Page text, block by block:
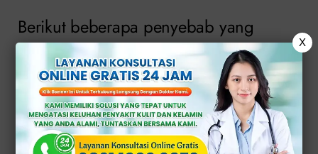
Berikut beberapa penyebab yang
paling sering di temukan.
1. Infeksi Saluran Kemih
(ISK)
X